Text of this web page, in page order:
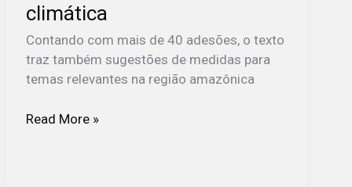
climática
Contando com mais de 40 adesões, o texto
traz também sugestões de medidas para
temas relevantes na região amazônica
Read More »